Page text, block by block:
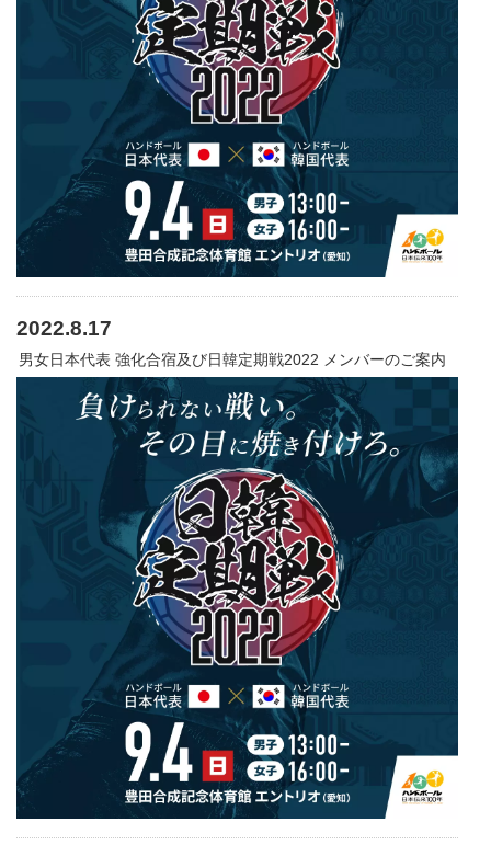
2022.8.17
男女日本代表 強化合宿及び日韓定期戦2022 メンバーのご案内